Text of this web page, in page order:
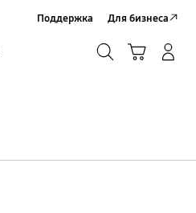
Поддержка Для бизнеса